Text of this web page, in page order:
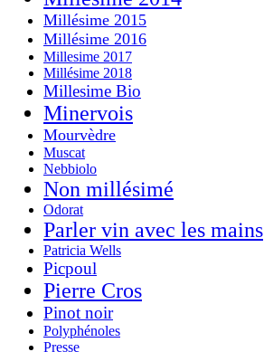
Millésime 2015
Millésime 2016
Millesime 2017
Millésime 2018
Millesime Bio
Minervois
Mourvèdre
Muscat
Nebbiolo
Non millésimé
Odorat
Parler vin avec les mains
Patricia Wells
Picpoul
Pierre Cros
Pinot noir
Polyphénoles
Presse